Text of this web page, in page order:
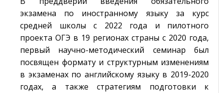
экзамена по иностранному языку за курс
средней школы с 2022 года и пилотного
проекта ОГЭ в 19 регионах страны с 2020 года,
первый научно-методический семинар был
посвящен формату и структурным изменениям
в экзаменах по английскому языку в 2019-2020
годах, а также стратегиям подготовки к